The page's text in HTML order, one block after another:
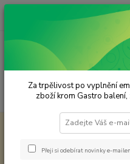
Světová kuchyně - koření
Nasi Goreng
Za trpělivost po vyplnění
zboží krom Gastro
Přeji si odebírat novinky e-